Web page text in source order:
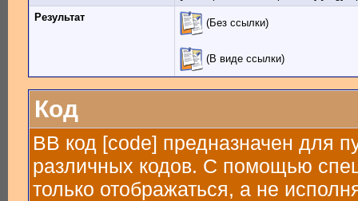
Результат
(Без ссылки)
(В виде ссылки)
Код
BB код [code] предназначен для
различных кодов. С помощью
только отображаться, а не